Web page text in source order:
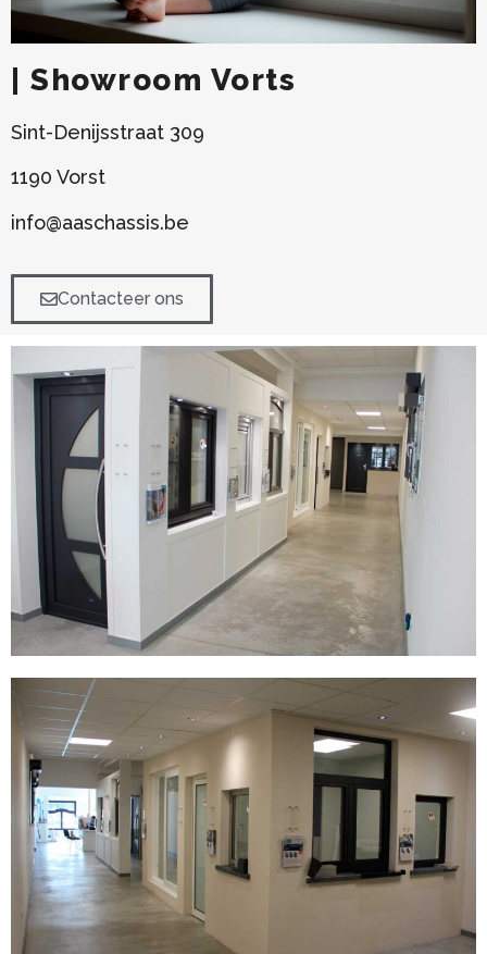
| Showroom Vorts
Sint-Denijsstraat 309
1190 Vorst
info@aaschassis.be
Contacteer ons